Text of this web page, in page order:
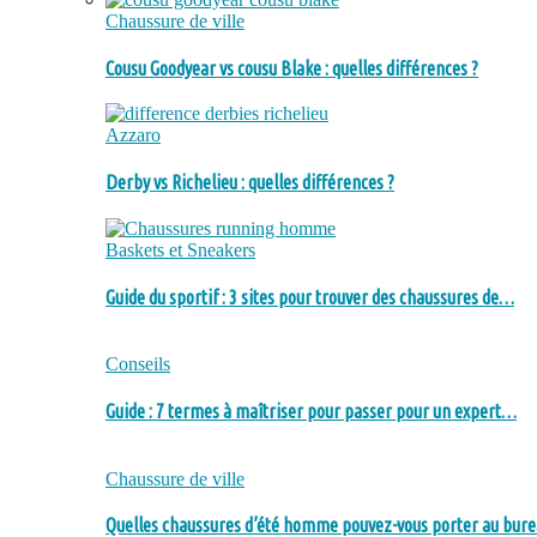
Chaussure de ville
Cousu Goodyear vs cousu Blake : quelles différences ?
Azzaro
Derby vs Richelieu : quelles différences ?
Baskets et Sneakers
Guide du sportif : 3 sites pour trouver des chaussures de…
Conseils
Guide : 7 termes à maîtriser pour passer pour un expert…
Chaussure de ville
Quelles chaussures d’été homme pouvez-vous porter au